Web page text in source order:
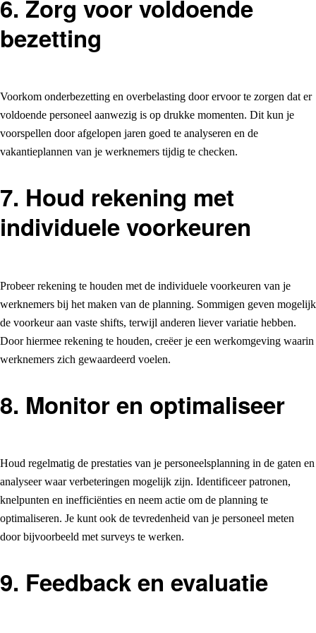
6. Zorg voor voldoende
bezetting
Voorkom onderbezetting en overbelasting door ervoor te zorgen dat er
voldoende personeel aanwezig is op drukke momenten. Dit kun je
voorspellen door afgelopen jaren goed te analyseren en de
vakantieplannen van je werknemers tijdig te checken.
7. Houd rekening met
individuele voorkeuren
Probeer rekening te houden met de individuele voorkeuren van je
werknemers bij het maken van de planning. Sommigen geven mogelijk
de voorkeur aan vaste shifts, terwijl anderen liever variatie hebben.
Door hiermee rekening te houden, creëer je een werkomgeving waarin
werknemers zich gewaardeerd voelen.
8. Monitor en optimaliseer
Houd regelmatig de prestaties van je personeelsplanning in de gaten en
analyseer waar verbeteringen mogelijk zijn. Identificeer patronen,
knelpunten en inefficiënties en neem actie om de planning te
optimaliseren. Je kunt ook de tevredenheid van je personeel meten
door bijvoorbeeld met surveys te werken.
9. Feedback en evaluatie